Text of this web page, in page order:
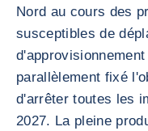
Nord au cours des
susceptibles de
parallèlement fixé
d'arrêter toutes les
2027. La pleine